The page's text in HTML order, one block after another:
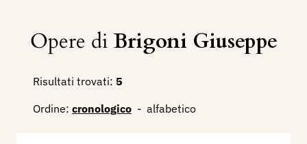
Opere diBrigoni Giuseppe
Risultati trovati: 5
Ordine: cronologico - alfabetico